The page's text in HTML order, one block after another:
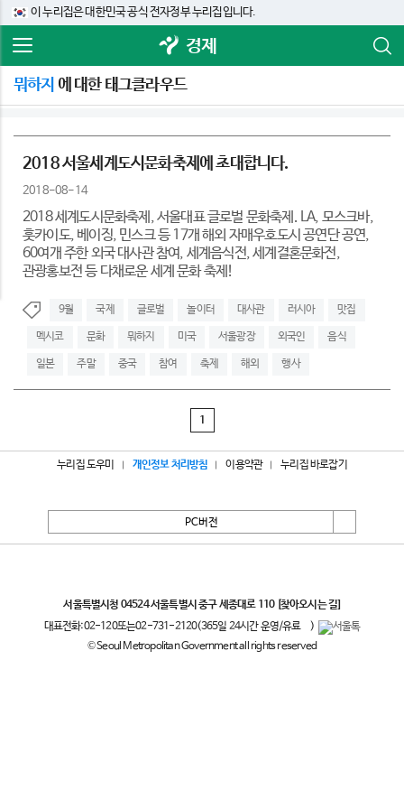
이 누리집은 대한민국 공식 전자정부 누리집입니다.
경제
뭐하지 에 대한 태그클라우드
2018 서울세계도시문화축제에 초대합니다.
2018-08-14
2018 세계도시문화축제, 서울대표 글로벌 문화축제. LA, 모스크바,
훗카이도, 베이징, 민스크 등 17개 해외 자매우호도시 공연단 공연,
60여개 주한 외국 대사관 참여, 세계음식전, 세계결혼문화전,
관광홍보전 등 다채로운 세계 문화 축제!
9월 국제 글로벌 놀이터 대사관 러시아 맛집
멕시코 문화 뭐하지 미국 서울광장 외국인 음식
일본 주말 중국 참여 축제 해외 행사
1
누리집 도우미 개인정보 처리방침 이용약관 누리집 바로잡기
PC버전
서울특별시청 04524 서울특별시 중구 세종대로 110 [찾아오시는 길]
대표전화:02-120또는02-731-2120(365일 24시간 운영/유료
)
© Seoul Metropolitan Government all rights reserved